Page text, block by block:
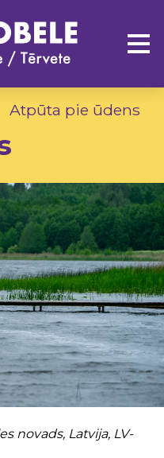
Atpūta pie ūdens
novads, Latvija, LV-